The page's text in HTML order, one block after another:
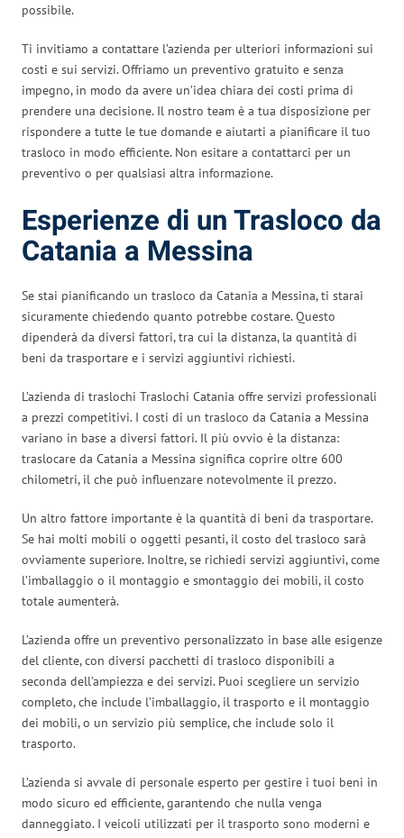
possibile.
Ti invitiamo a contattare l’azienda per ulteriori informazioni sui
costi e sui servizi. Offriamo un preventivo gratuito e senza
impegno, in modo da avere un’idea chiara dei costi prima di
prendere una decisione. Il nostro team è a tua disposizione per
rispondere a tutte le tue domande e aiutarti a pianificare il tuo
trasloco in modo efficiente. Non esitare a contattarci per un
preventivo o per qualsiasi altra informazione.
Esperienze di un Trasloco da
Catania a Messina
Se stai pianificando un trasloco da Catania a Messina, ti starai
sicuramente chiedendo quanto potrebbe costare. Questo
dipenderà da diversi fattori, tra cui la distanza, la quantità di
beni da trasportare e i servizi aggiuntivi richiesti.
L’azienda di traslochi Traslochi Catania offre servizi professionali
a prezzi competitivi. I costi di un trasloco da Catania a Messina
variano in base a diversi fattori. Il più ovvio è la distanza:
traslocare da Catania a Messina significa coprire oltre 600
chilometri, il che può influenzare notevolmente il prezzo.
Un altro fattore importante è la quantità di beni da trasportare.
Se hai molti mobili o oggetti pesanti, il costo del trasloco sarà
ovviamente superiore. Inoltre, se richiedi servizi aggiuntivi, come
l’imballaggio o il montaggio e smontaggio dei mobili, il costo
totale aumenterà.
L’azienda offre un preventivo personalizzato in base alle esigenze
del cliente, con diversi pacchetti di trasloco disponibili a
seconda dell’ampiezza e dei servizi. Puoi scegliere un servizio
completo, che include l’imballaggio, il trasporto e il montaggio
dei mobili, o un servizio più semplice, che include solo il
trasporto.
L’azienda si avvale di personale esperto per gestire i tuoi beni in
modo sicuro ed efficiente, garantendo che nulla venga
danneggiato. I veicoli utilizzati per il trasporto sono moderni e